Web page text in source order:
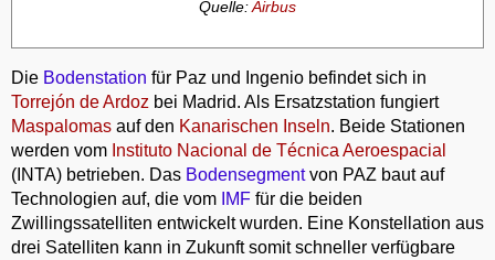
Quelle: Airbus
Die Bodenstation für Paz und Ingenio befindet sich in
Torrejón de Ardoz bei Madrid. Als Ersatzstation fungiert
Maspalomas auf den Kanarischen Inseln. Beide Stationen
werden vom Instituto Nacional de Técnica Aeroespacial
(INTA) betrieben. Das Bodensegmentvon PAZ baut auf
Technologien auf, die vom IMF für die beiden
Zwillingssatelliten entwickelt wurden. Eine Konstellation aus
drei Satelliten kann in Zukunft somit schneller verfügbare